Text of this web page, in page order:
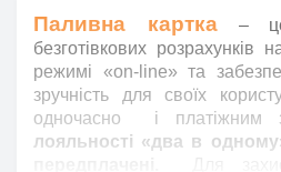
Паливна картка
–
безготівкових
режимі «on-line» та
зручність для своїх
одночасно
і платіжним
лояльності «два в